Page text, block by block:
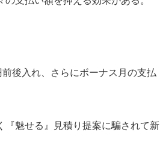
後入れ、さらにボーナス月の支払
『魅せる』見積り提案に騙されて新